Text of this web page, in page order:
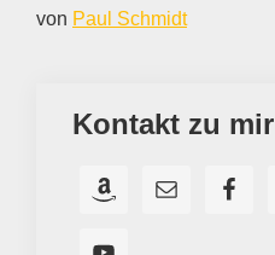
von Paul Schmidt
Kontakt zu mir